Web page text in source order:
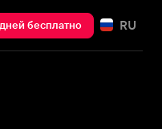
бесплатно RU